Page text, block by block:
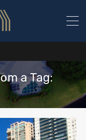
a Tag: